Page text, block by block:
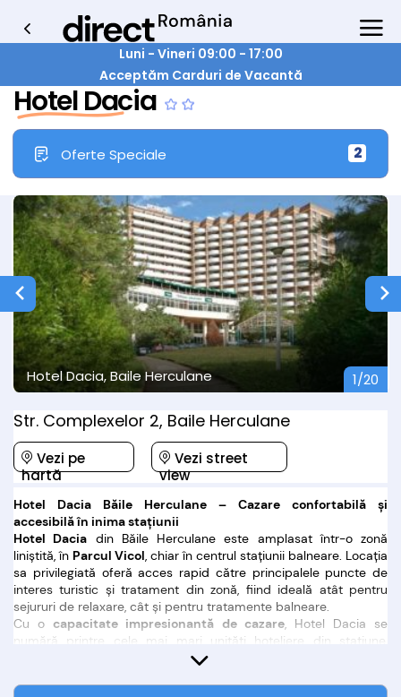
Luni - Vineri 09:00 - 17:00
Acceptăm Carduri de Vacantă
Hotel Dacia
Oferte Speciale 2
Str. Complexelor 2, Baile Herculane
Vezi pe
hartă
Vezi street
view
Hotel Dacia Băile Herculane – Cazare confortabilă și
accesibilă în inima stațiunii
Hotel Dacia din Băile Herculane este amplasat într-o zonă
liniștită, în Parcul Vicol, chiar în centrul stațiunii balneare. Locația
sa privilegiată oferă acces rapid către principalele puncte de
interes turistic și tratament din zonă, fiind ideală atât pentru
sejururi de relaxare, cât și pentru tratamente balneare.
Cu o capacitate impresionantă de cazare, Hotel Dacia se
numără printre cele mai mari unități hoteliere din stațiune,
161 camere duble renovate, clasificate la 3 stele